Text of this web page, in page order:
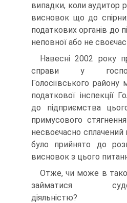
випадки, коли аудитор
висновок що до
податкових органів до
неповної або не
Навесні 2002 року
справи у
Голосіївського
податкової інспекції
до підприємства
примусового
несвоєчасно
було прийнято до
висновок з цього
Отже, чи може в
займатися
діяльністю?